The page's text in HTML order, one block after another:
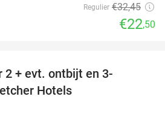
Regulier €32,45
€22,50
2 + evt. ontbijt en 3-
Hotels